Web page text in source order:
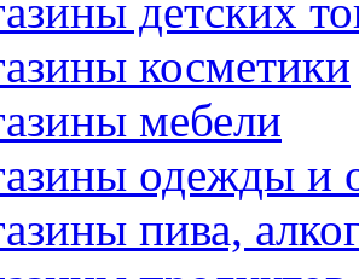
детских
косметики
мебели
одежды и
пива,